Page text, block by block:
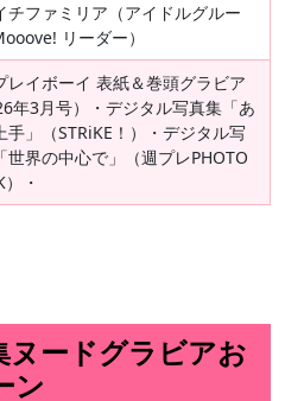
チファミリア（アイドルグルー
リーダー）
レイボーイ 表紙＆巻頭グラビア
年3月号）・デジタル写真集「あ
手」（STRiKE！）・デジタル写
世界の中心で」（週プレPHOTO
・
ードグラビアお
ン